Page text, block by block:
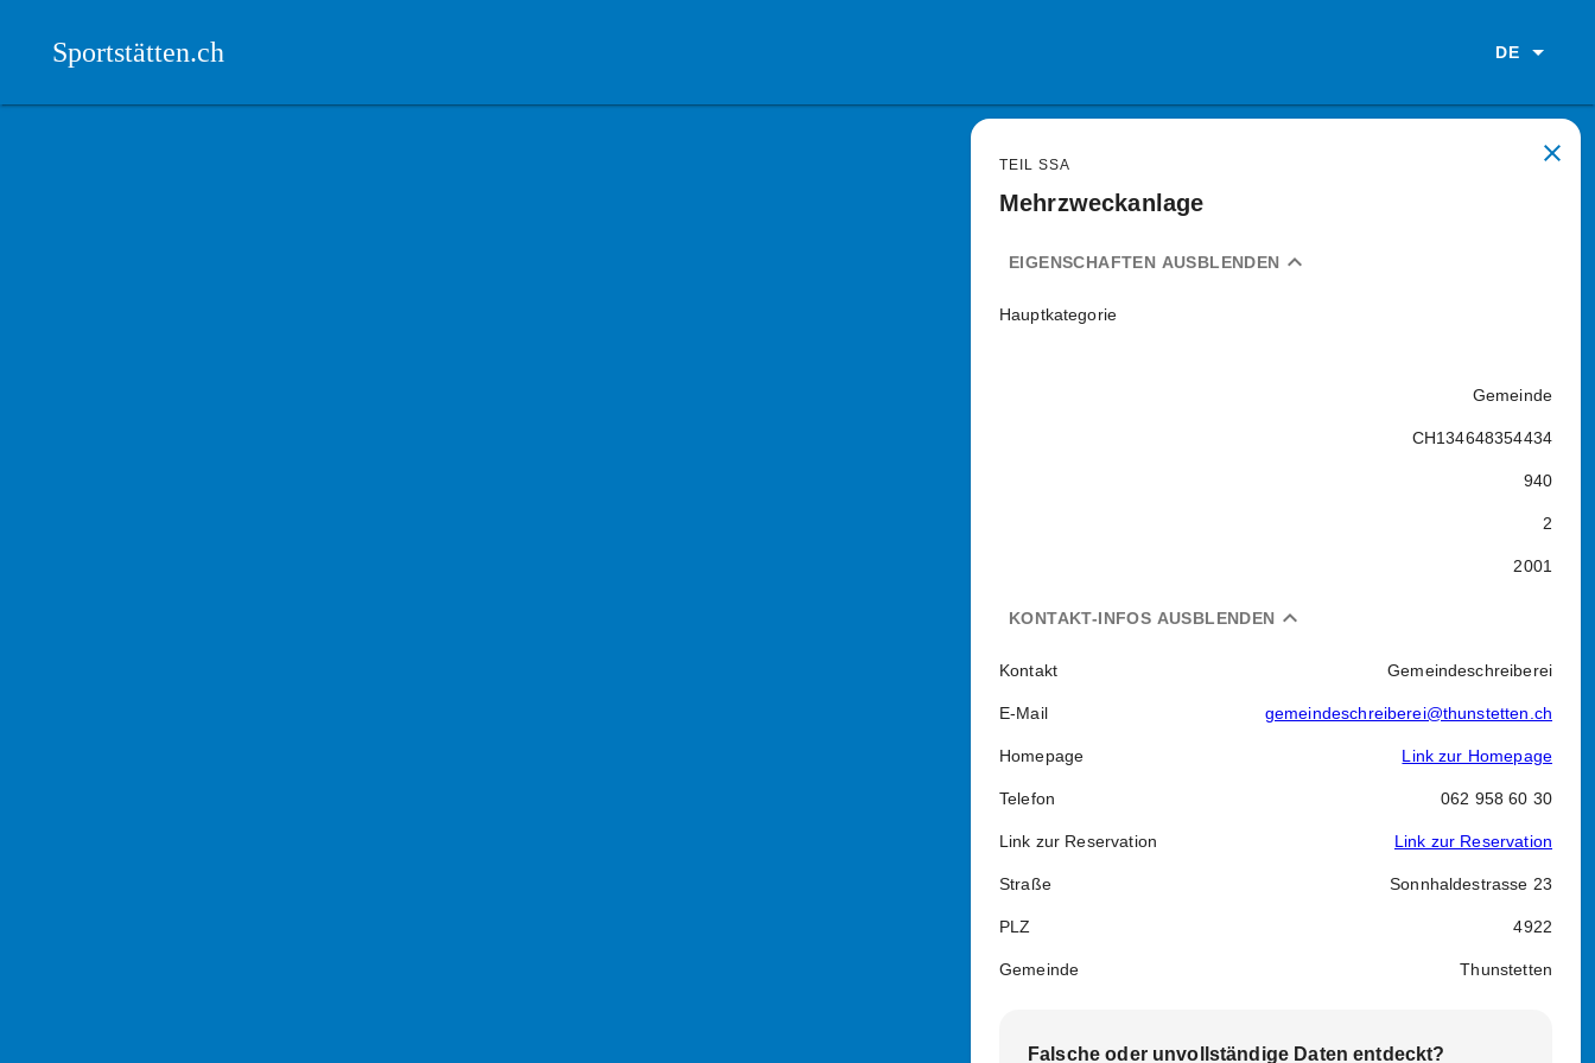
Sportstätten.ch DE
close
TEIL SSA
Mehrzweckanlage
expand_less
EIGENSCHAFTEN AUSBLENDEN
Hauptkategorie
Gemeinde
CH134648354434
940
2
2001
expand_less
KONTAKT-INFOS AUSBLENDEN
Kontakt Gemeindeschreiberei
E-Mail gemeindeschreiberei@thunstetten.ch
Homepage Link zur Homepage
Telefon 062 958 60 30
Link zur Reservation Link zur Reservation
Straße Sonnhaldestrasse 23
PLZ 4922
Gemeinde Thunstetten
Falsche oder unvollständige Daten entdeckt?